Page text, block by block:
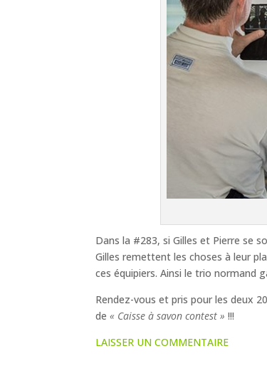
Dans la #283, si Gilles et Pierre se
Gilles remettent les choses à leur
ces équipiers. Ainsi le trio normand
Rendez-vous et pris pour les deux
de« Caisse à savon contest » !!!
LAISSER UN COMMENTAIRE